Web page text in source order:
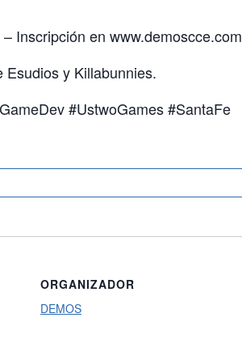
Inscripción en www.demoscce.com
y Killabunnies.
#UstwoGames #SantaFe
ORGANIZADOR
DEMOS